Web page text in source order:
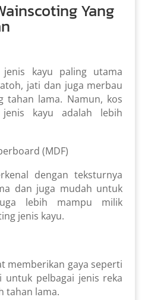
Yang
jenis kayu paling utama
jati dan juga merbau
tahan lama. Namun, kos
kayu adalah lebih
(MDF)
dengan teksturnya
dan juga mudah untuk
lebih mampu milik
jenis kayu.
memberikan gaya seperti
untuk pelbagai jenis reka
tahan lama.